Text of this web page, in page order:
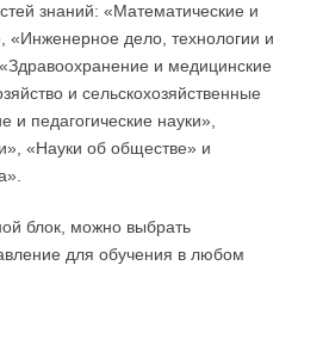
знаний: «Математические и
«Инженерное дело, технологии и
и медицинские
и сельскохозяйственные
и педагогические науки»,
«Науки об обществе» и
блок, можно выбрать
для обучения в любом